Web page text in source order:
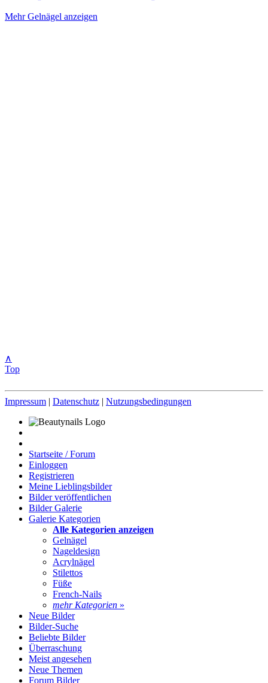
Mehr Gelnägel anzeigen
∧
Top
Impressum | Datenschutz | Nutzungsbedingungen
Startseite / Forum
Einloggen
Registrieren
Meine Lieblingsbilder
Bilder veröffentlichen
Bilder Galerie
Galerie Kategorien
Alle Kategorien anzeigen
Gelnägel
Nageldesign
Acrylnägel
Stilettos
Füße
French-Nails
mehr Kategorien »
Neue Bilder
Bilder-Suche
Beliebte Bilder
Überraschung
Meist angesehen
Neue Themen
Forum Bilder